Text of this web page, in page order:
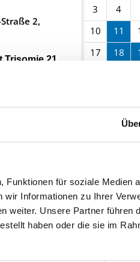
für soziale Medien
Informationen zu Ihrer
weiter. Unsere Partner führen
haben oder die sie im
2,
Trisomie 21
3
4
10
11
17
18